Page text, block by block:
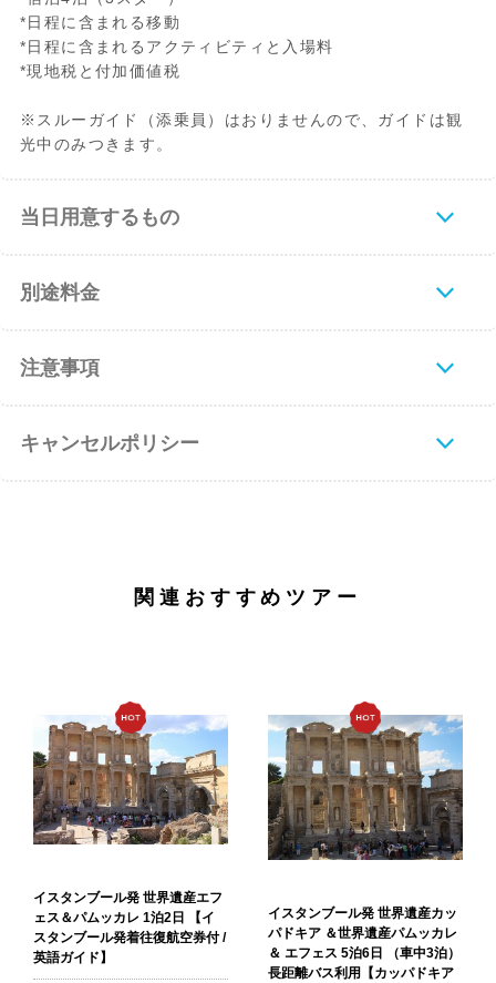
*日程に含まれる移動
*日程に含まれるアクティビティと入場料
*現地税と付加価値税
※スルーガイド（添乗員）はおりませんので、ガイドは観
光中のみつきます。
当日用意するもの
別途料金
注意事項
キャンセルポリシー
関連おすすめツアー
イスタンブール発 世界遺産エフ
ェス＆パムッカレ 1泊2日 【イ
スタンブール発着往復航空券付 /
英語ガイド】
イスタンブール発 世界遺産カッ
パドキア ＆世界遺産パムッカレ
＆ エフェス 5泊6日 （車中3泊）
長距離バス利用【カッパドキア